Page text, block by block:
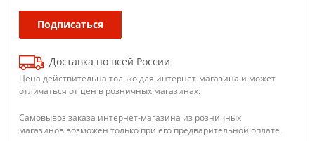
Подписаться
Доставка по всей России
Цена действительна только для интернет-магазина и может
отличаться от цен в розничных магазинах.
Самовывоз заказа интернет-магазина из розничных
магазинов возможен только при его предварительной оплате.